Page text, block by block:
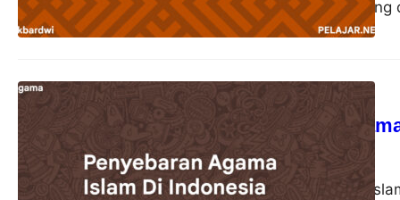
kehidupan pribadi yang
Penyebaran
akbardwi22 Oktober 2023
Penyebaran Agama